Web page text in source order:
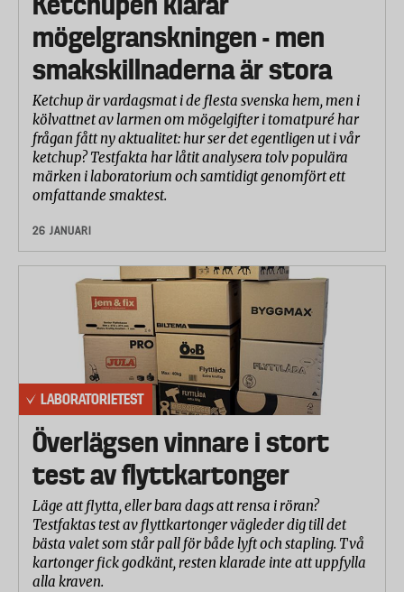
mögelgranskningen - men
smakskillnaderna är stora
Ketchup är vardagsmat i de flesta svenska hem, men i
kölvattnet av larmen om mögelgifter i tomatpuré har
frågan fått ny aktualitet: hur ser det egentligen ut i vår
ketchup? Testfakta har låtit analysera tolv populära
märken i laboratorium och samtidigt genomfört ett
omfattande smaktest.
26 JANUARI
LABORATORIETEST
Överlägsen vinnare i stort
test av flyttkartonger
Läge att flytta, eller bara dags att rensa i röran?
Testfaktas test av flyttkartonger vägleder dig till det
bästa valet som står pall för både lyft och stapling. Två
kartonger fick godkänt, resten klarade inte att uppfylla
alla kraven.